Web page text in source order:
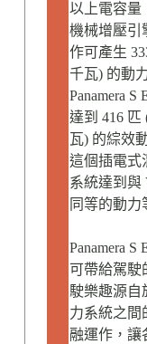
以上電容量
機械增壓引
作可產生
千瓦) 的動
Panamera S
達到 416 匹
瓦) 的綜效
這個插電式
系統達到與
同等的動力
Panamera S
可帶給駕駛
駛樂趣源自
力系統之間
融運作，讓